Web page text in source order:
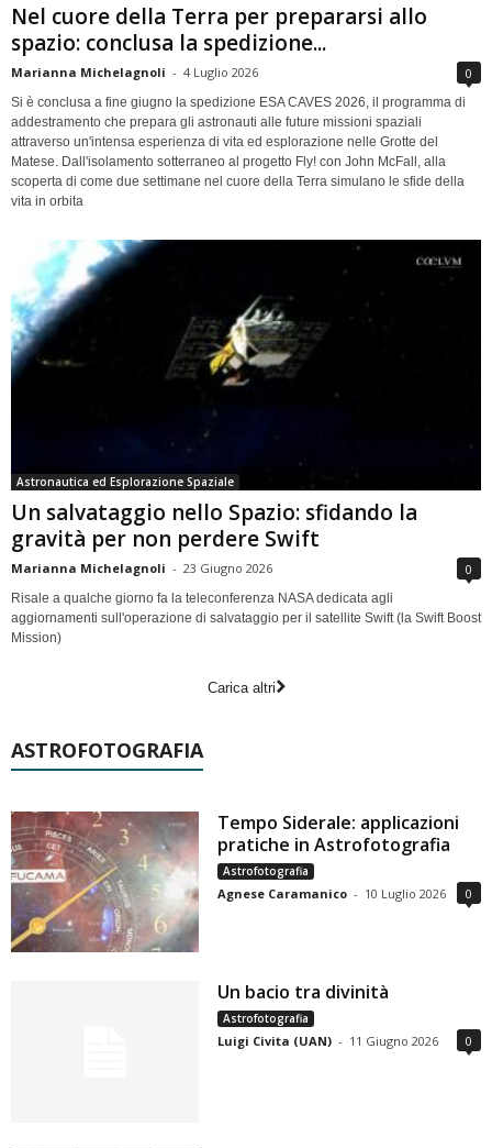
Nel cuore della Terra per prepararsi allo
spazio: conclusa la spedizione...
Marianna Michelagnoli - 4 Luglio 2026 0
Si è conclusa a fine giugno la spedizione ESA CAVES 2026, il programma di
addestramento che prepara gli astronauti alle future missioni spaziali
attraverso un'intensa esperienza di vita ed esplorazione nelle Grotte del
Matese. Dall'isolamento sotterraneo al progetto Fly! con John McFall, alla
scoperta di come due settimane nel cuore della Terra simulano le sfide della
vita in orbita
Astronautica ed Esplorazione Spaziale
Un salvataggio nello Spazio: sfidando la
gravità per non perdere Swift
Marianna Michelagnoli - 23 Giugno 2026 0
Risale a qualche giorno fa la teleconferenza NASA dedicata agli
aggiornamenti sull'operazione di salvataggio per il satellite Swift (la Swift Boost
Mission)
Carica altri
ASTROFOTOGRAFIA
Tempo Siderale: applicazioni
pratiche in Astrofotografia
Astrofotografia
Agnese Caramanico - 10 Luglio 2026 0
Un bacio tra divinità
Astrofotografia
Luigi Civita (UAN) - 11 Giugno 2026 0